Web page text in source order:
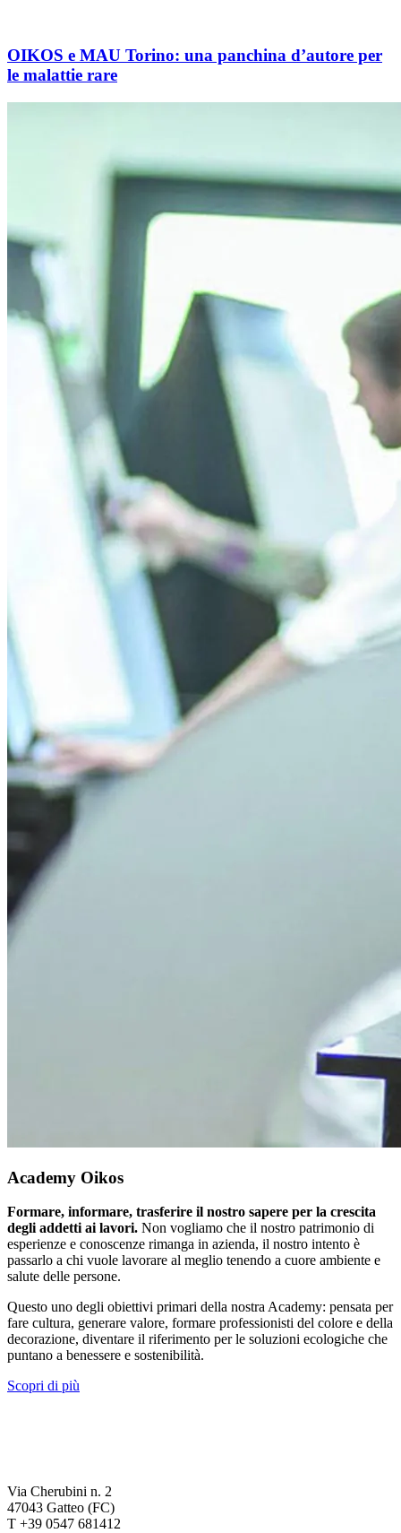
OIKOS e MAU Torino: una panchina d’autore per
le malattie rare
Academy Oikos
Formare, informare, trasferire il nostro sapere per la crescita
degli addetti ai lavori. Non vogliamo che il nostro patrimonio di
esperienze e conoscenze rimanga in azienda, il nostro intento è
passarlo a chi vuole lavorare al meglio tenendo a cuore ambiente e
salute delle persone.
Questo uno degli obiettivi primari della nostra Academy: pensata per
fare cultura, generare valore, formare professionisti del colore e della
decorazione, diventare il riferimento per le soluzioni ecologiche che
puntano a benessere e sostenibilità.
Scopri di più
Via Cherubini n. 2
47043 Gatteo (FC)
T +39 0547 681412